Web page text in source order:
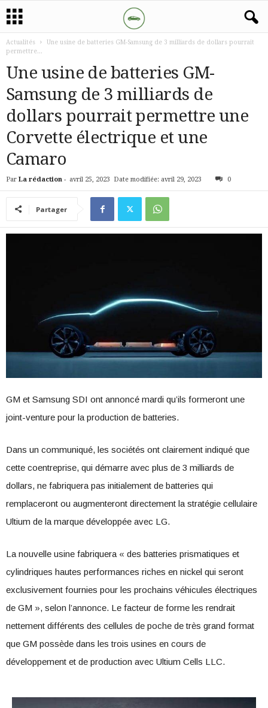
Actualités
Une usine de batteries GM-Samsung de 3 milliards de dollars pourrait
permettre...
Une usine de batteries GM-
Samsung de 3 milliards de
dollars pourrait permettre une
Corvette électrique et une
Camaro
Par La rédaction - avril 25, 2023 Date modifiée: avril 29, 2023 0
Partager
GM et Samsung SDI ont annoncé mardi qu’ils formeront une
joint-venture pour la production de batteries.
Dans un communiqué, les sociétés ont clairement indiqué que
cette coentreprise, qui démarre avec plus de 3 milliards de
dollars, ne fabriquera pas initialement de batteries qui
remplaceront ou augmenteront directement la stratégie cellulaire
Ultium de la marque développée avec LG.
La nouvelle usine fabriquera « des batteries prismatiques et
cylindriques hautes performances riches en nickel qui seront
exclusivement fournies pour les prochains véhicules électriques
de GM », selon l’annonce. Le facteur de forme les rendrait
nettement différents des cellules de poche de très grand format
que GM possède dans les trois usines en cours de
développement et de production avec Ultium Cells LLC.